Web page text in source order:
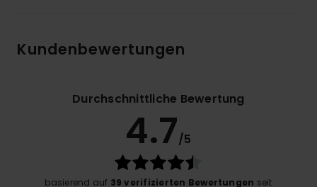
Kundenbewertungen
Durchschnittliche Bewertung
4.7/5
basierend auf 39 verifizierten Bewertungen seit